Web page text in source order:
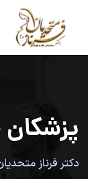
دکتر فرناز